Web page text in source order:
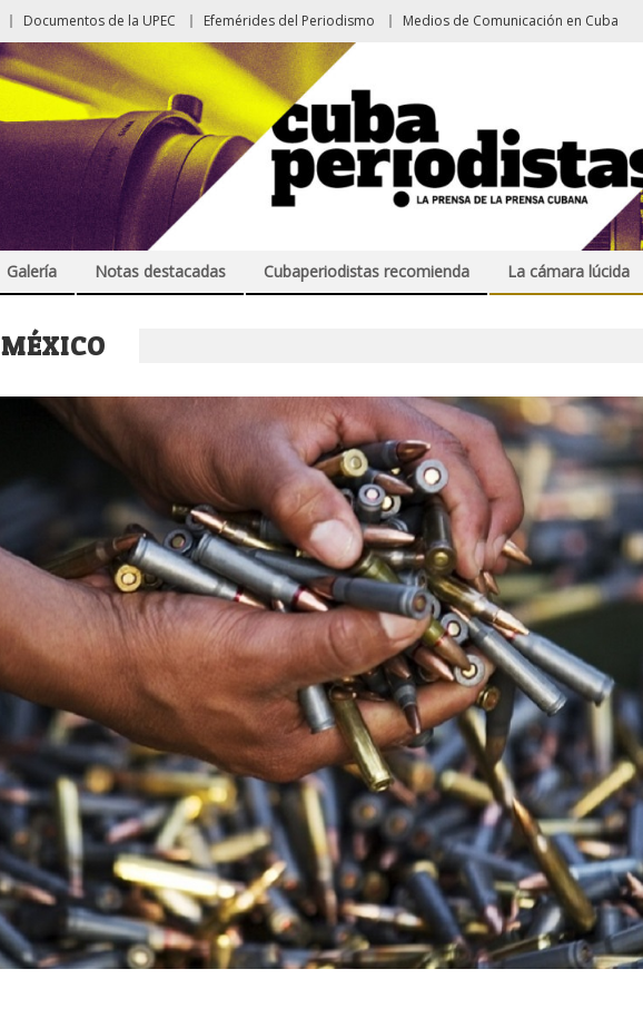
Documentos de la UPEC Efemérides del Periodismo Medios de Comunicación en Cuba
Galería Notas destacadas Cubaperiodistas recomienda La cámara lúcida
MÉXICO